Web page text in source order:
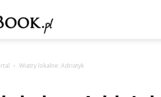
Wiatry lokalne: Adriatyk